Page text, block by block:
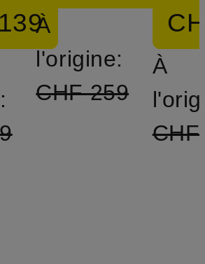
À
l'origine:
CHF 259
À